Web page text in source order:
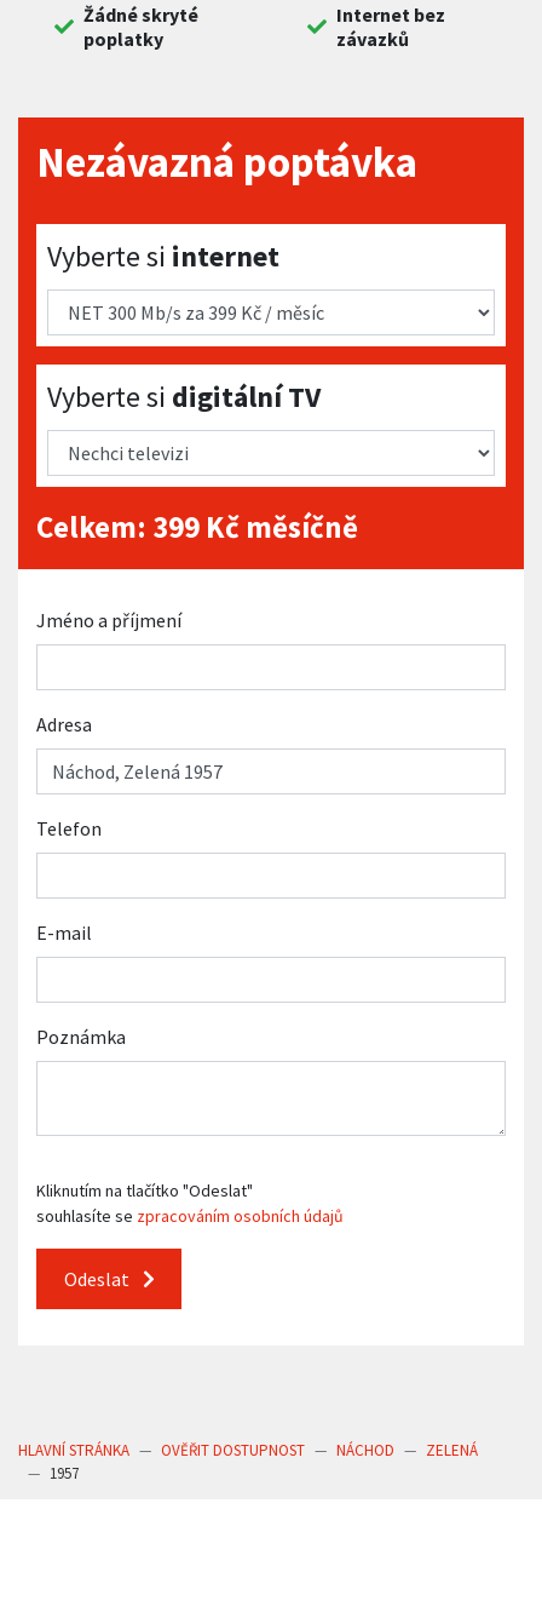
Žádné skryté
poplatky
Internet bez
závazků
Nezávazná poptávka
Vyberte si internet
Vyberte si internet
Vyberte si digitální TV
Vyberte si digitální TV
Celkem: 399 Kč měsíčně
Jméno a příjmení
Adresa
Telefon
E-mail
Poznámka
Kliknutím na tlačítko "Odeslat"
souhlasíte se zpracováním osobních údajů
Odeslat
HLAVNÍ STRÁNKA OVĚŘIT DOSTUPNOST NÁCHOD
ZELENÁ
1957